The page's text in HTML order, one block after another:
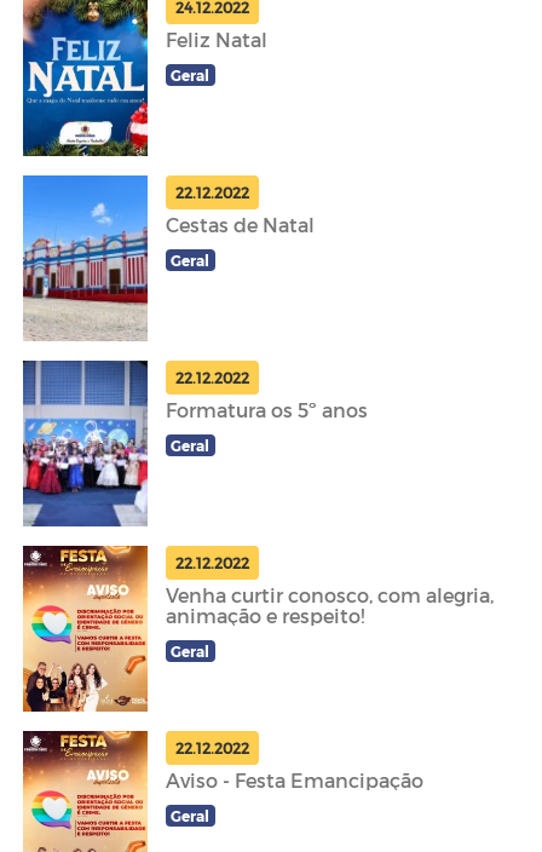
24.12.2022
Feliz Natal
Geral
22.12.2022
Cestas de Natal
Geral
22.12.2022
Formatura os 5º anos
Geral
22.12.2022
Venha curtir conosco, com alegria,
animação e respeito!
Geral
22.12.2022
Aviso - Festa Emancipação
Geral